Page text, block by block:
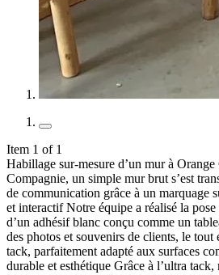
Item 1 of 1
Habillage sur-mesure d’un mur à
Compagnie, un simple mur brut s’est
de communication grâce à un marquage
et interactif Notre équipe a réalisé la
d’un adhésif blanc conçu comme un
des photos et souvenirs de clients, le tout
tack, parfaitement adapté aux surfaces
durable et esthétique Grâce à l’ultra tack,